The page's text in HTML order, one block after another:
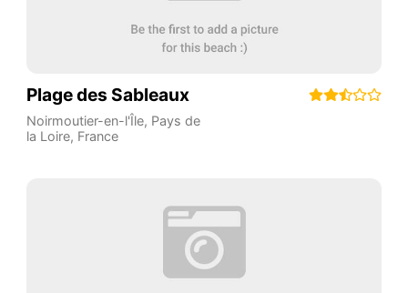
Plage des Sableaux
Noirmoutier-en-l'Île, Pays de
la Loire, France